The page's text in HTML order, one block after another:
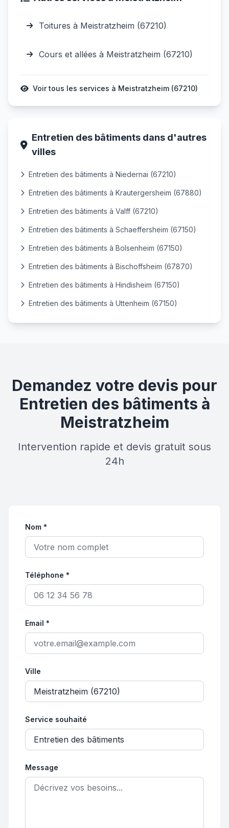
Toitures à Meistratzheim (67210)
Cours et allées à Meistratzheim (67210)
Voir tous les services à Meistratzheim (67210)
Entretien des bâtiments dans d'autres
villes
Entretien des bâtiments à Niedernai (67210)
Entretien des bâtiments à Krautergersheim (67880)
Entretien des bâtiments à Valff (67210)
Entretien des bâtiments à Schaeffersheim (67150)
Entretien des bâtiments à Bolsenheim (67150)
Entretien des bâtiments à Bischoffsheim (67870)
Entretien des bâtiments à Hindisheim (67150)
Entretien des bâtiments à Uttenheim (67150)
Demandez votre devis pour
Entretien des bâtiments à
Meistratzheim
Intervention rapide et devis gratuit sous
24h
Nom *
Téléphone *
Email *
Ville
Service souhaité
Message